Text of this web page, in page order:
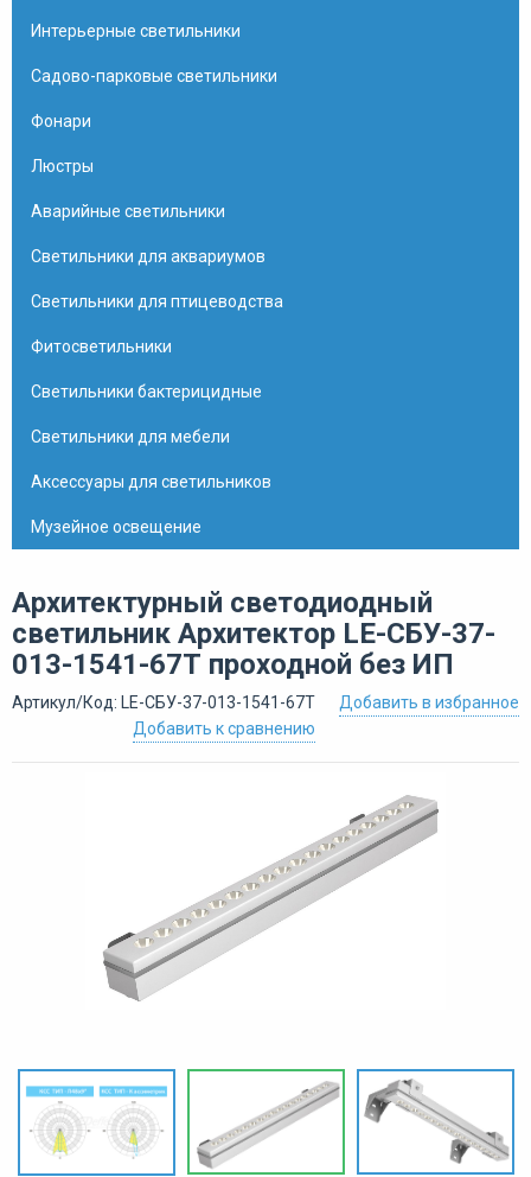
Интерьерные светильники
Садово-парковые светильники
Фонари
Люстры
Аварийные светильники
Светильники для аквариумов
Светильники для птицеводства
Фитосветильники
Светильники бактерицидные
Светильники для мебели
Аксессуары для светильников
Музейное освещение
Архитектурный светодиодный
светильник Архитектор LE-СБУ-37-
013-1541-67Т проходной без ИП
Артикул/Код: LE-СБУ-37-013-1541-67Т
Добавить в избранное
Добавить к сравнению